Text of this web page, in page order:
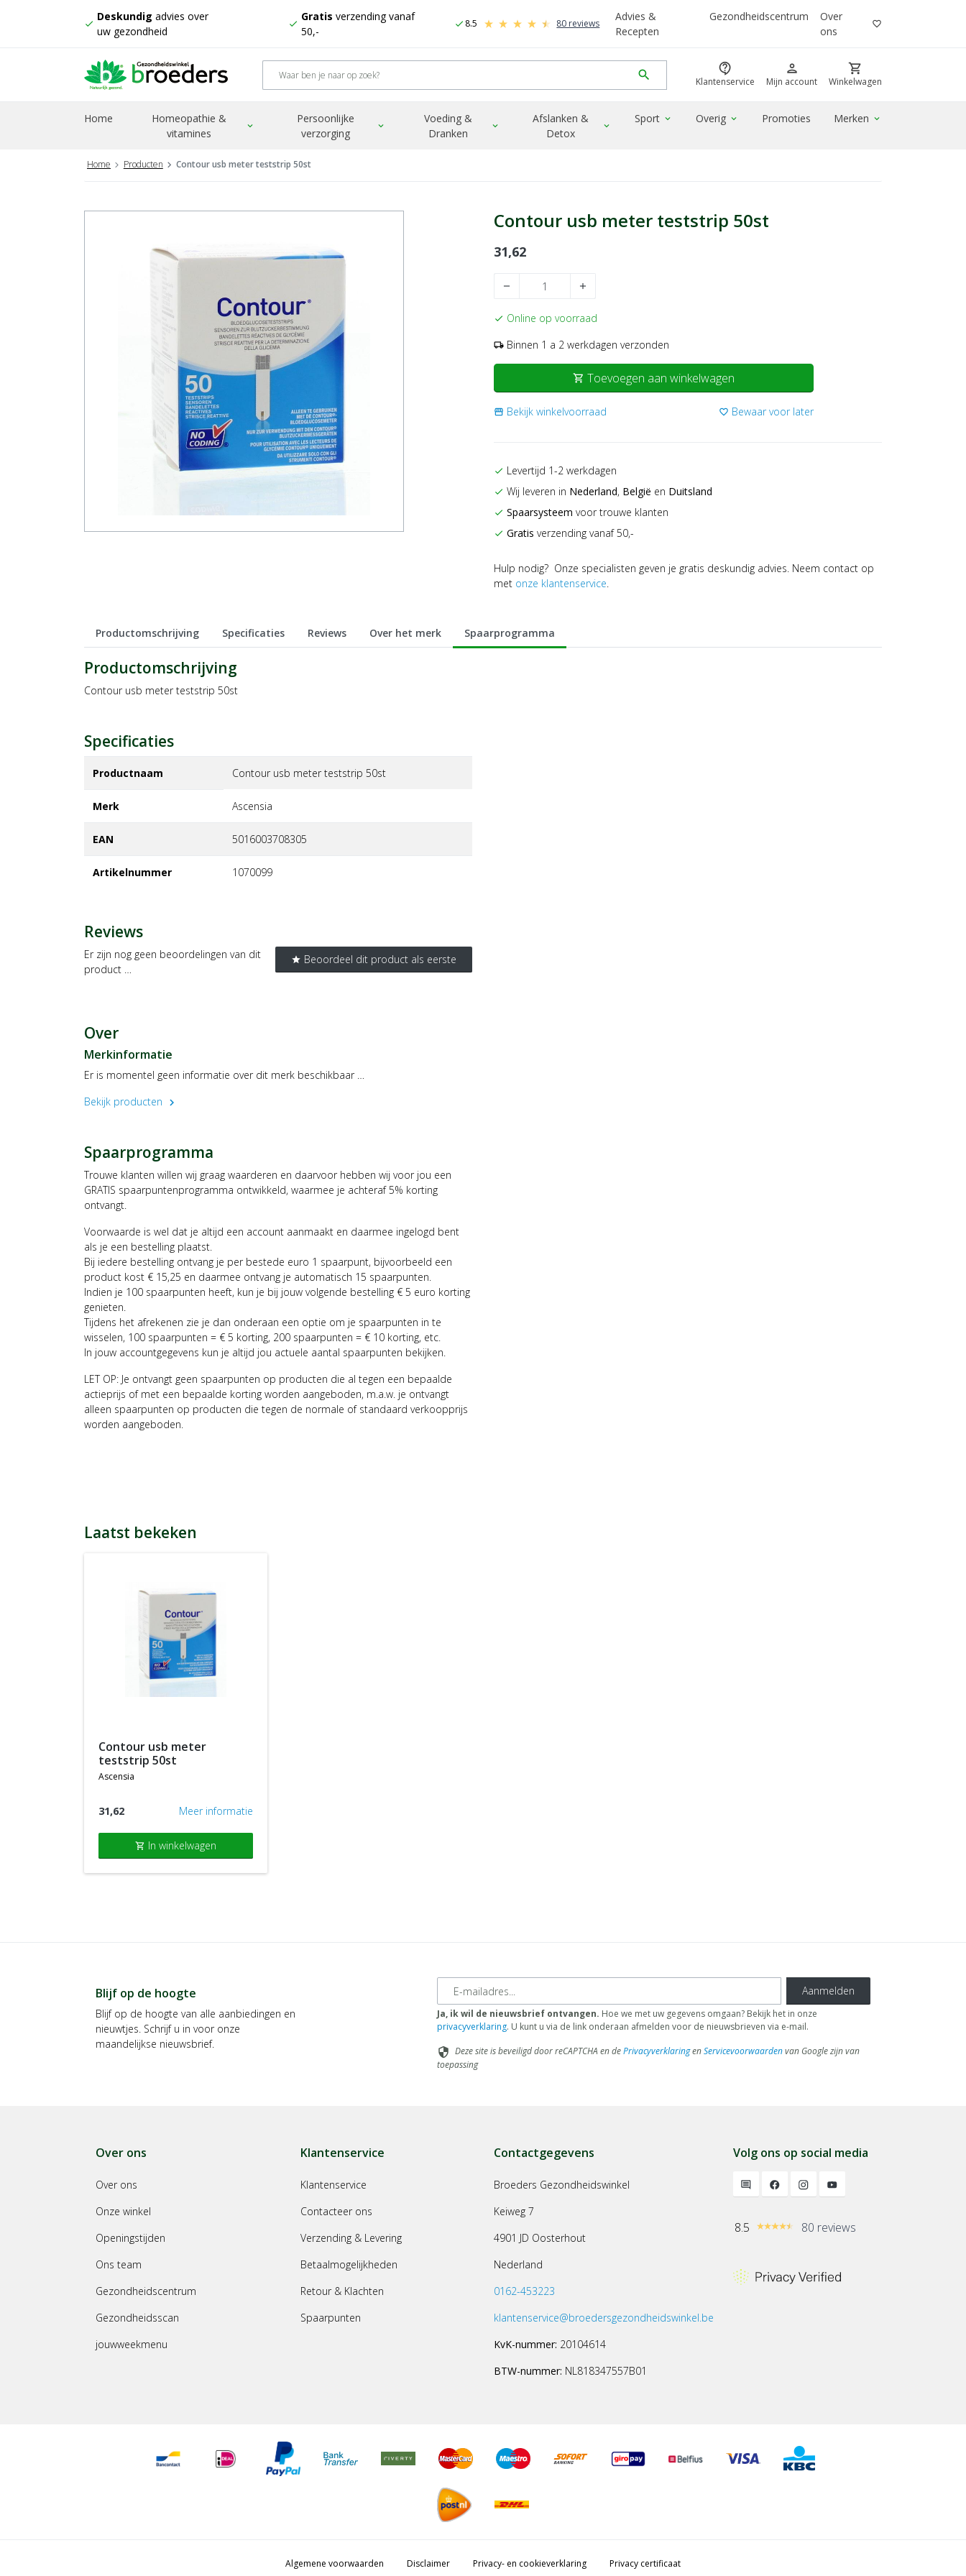
check
Deskundig advies over
uw gezondheid
check
Gratis verzending vanaf
50,-
check 8.5 80 reviews
Advies &
Recepten
Gezondheidscentrum
Over
ons
favorite_border
search contact_support
Klantenservice
person
Mijn account
shopping_cart
Winkelwagen
Home
Homeopathie &
vitamines
expand_more
Persoonlijke
verzorging
expand_more
Voeding &
Dranken
expand_more
Afslanken &
Detox
expand_more
Sport expand_more Overig expand_more Promoties Merken expand_more
Home Producten Contour usb meter teststrip 50st
Contour usb meter teststrip 50st
31,62
remove add
check Online op voorraad
local_shipping Binnen 1 a 2 werkdagen verzonden
shopping_cart Toevoegen aan winkelwagen
storefront Bekijk winkelvoorraad favorite_border Bewaar voor later
check Levertijd 1-2 werkdagen
check Wij leveren in Nederland, België en Duitsland
check Spaarsysteem voor trouwe klanten
check Gratis verzending vanaf 50,-
Hulp nodig? Onze specialisten geven je gratis deskundig advies. Neem contact op
met onze klantenservice.
Productomschrijving Specificaties Reviews Over het merk Spaarprogramma
Productomschrijving
Contour usb meter teststrip 50st
Specificaties
Productnaam Contour usb meter teststrip 50st
Merk ascensia
EAN 5016003708305
Artikelnummer 1070099
Reviews
star Beoordeel dit product als eerste
Er zijn nog geen beoordelingen van dit
product …
Over
Merkinformatie
Er is momentel geen informatie over dit merk beschikbaar …
Bekijk producten
chevron_right
Spaarprogramma
Trouwe klanten willen wij graag waarderen en daarvoor hebben wij voor jou een
GRATIS spaarpuntenprogramma ontwikkeld, waarmee je achteraf 5% korting
ontvangt.
Voorwaarde is wel dat je altijd een account aanmaakt en daarmee ingelogd bent
als je een bestelling plaatst.
Bij iedere bestelling ontvang je per bestede euro 1 spaarpunt, bijvoorbeeld een
product kost € 15,25 en daarmee ontvang je automatisch 15 spaarpunten.
Indien je 100 spaarpunten heeft, kun je bij jouw volgende bestelling € 5 euro korting
genieten.
Tijdens het afrekenen zie je dan onderaan een optie om je spaarpunten in te
wisselen, 100 spaarpunten = € 5 korting, 200 spaarpunten = € 10 korting, etc.
In jouw accountgegevens kun je altijd jou actuele aantal spaarpunten bekijken.
LET OP: Je ontvangt geen spaarpunten op producten die al tegen een bepaalde
actieprijs of met een bepaalde korting worden aangeboden, m.a.w. je ontvangt
alleen spaarpunten op producten die tegen de normale of standaard verkoopprijs
worden aangeboden.
Laatst bekeken
contour usb meter
teststrip 50st
ascensia
31,62 Meer informatie
shopping_cart In winkelwagen
Blijf op de hoogte
Blijf op de hoogte van alle aanbiedingen en
nieuwtjes. Schrijf u in voor onze
maandelijkse nieuwsbrief.
E-mailadres Aanmelden
Ja, ik wil de nieuwsbrief ontvangen. Hoe we met uw gegevens omgaan? Bekijk het in onze
privacyverklaring. U kunt u via de link onderaan afmelden voor de nieuwsbrieven via e-mail.
security Deze site is beveiligd door reCAPTCHA en dePrivacyverklaringenServicevoorwaardenvan Google zijn van
toepassing
Over ons
Over ons
Onze winkel
Openingstijden
Ons team
Gezondheidscentrum
Gezondheidsscan
jouwweekmenu
Klantenservice
Klantenservice
Contacteer ons
Verzending & Levering
Betaalmogelijkheden
Retour & Klachten
Spaarpunten
Contactgegevens
Broeders Gezondheidswinkel
Keiweg 7
4901 JD Oosterhout
Nederland
0162-453223
klantenservice@broedersgezondheidswinkel.be
KvK-nummer: 20104614
BTW-nummer: NL818347557B01
Volg ons op social media
8.5 80 reviews
Algemene voorwaarden Disclaimer Privacy- en cookieverklaring Privacy certificaat